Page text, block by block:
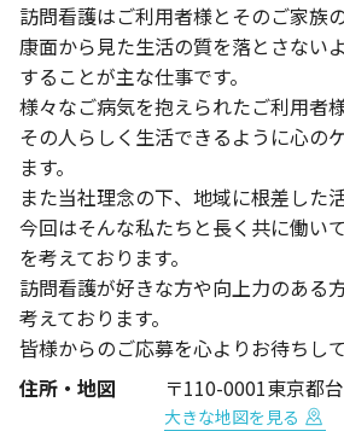
訪問看護はご利用者様とそのご家族
康面から見た生活の質を落とさない
することが主な仕事です。
様々なご病気を抱えられたご利用者
その人らしく生活できるように心の
ます。
また当社理念の下、地域に根差した
今回はそんな私たちと長く共に働い
を考えております。
訪問看護が好きな方や向上力のある
考えております。
皆様からのご応募を心よりお待ちして
住所・地図
〒110-0001東京都
大きな地図を見る